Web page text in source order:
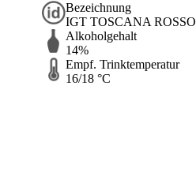
Bezeichnung
IGT TOSCANA ROSSO
Alkoholgehalt
14%
Empf. Trinktemperatur
16/18 °C